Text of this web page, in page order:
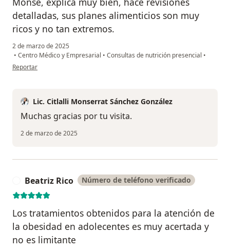
detalladas, sus planes alimenticios son muy
ricos y no tan extremos.
2 de marzo de 2025
• Centro Médico y Empresarial • Consultas de nutrición presencial •
en opinión del usuario Vanessa Michelle
Reportar
Lic. Citlalli Monserrat Sánchez González
Muchas gracias por tu visita.
2 de marzo de 2025
Beatriz Rico Número de teléfono verificado
Los tratamientos obtenidos para la atención de
la obesidad en adolecentes es muy acertada y
no es limitante